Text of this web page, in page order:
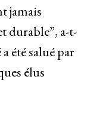
jamais
durable”, a-t-
été salué par
élus